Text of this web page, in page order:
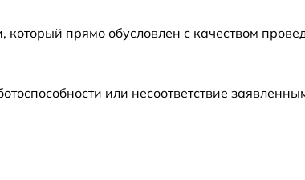
прямо обусловлен с качеством
или несоответствие